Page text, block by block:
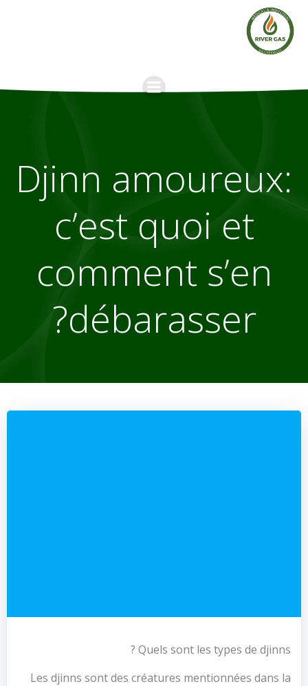
Djinn amoureux:
c’est quoi et
comment s’en
débarasser?
Quels sont les types de djinns ?
Les djinns sont des créatures mentionnées dans la